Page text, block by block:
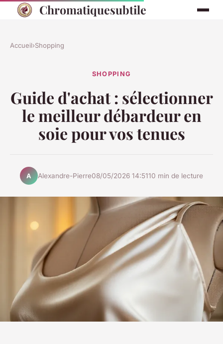
Chromatiquesubtile
Accueil›Shopping
SHOPPING
Guide d'achat : sélectionner
le meilleur débardeur en
soie pour vos tenues
A Alexandre-Pierre08/05/2026 14:5110 min de lecture